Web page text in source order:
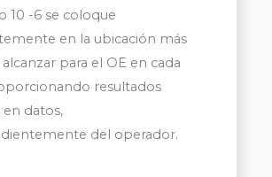
10 -6 se coloque
en la ubicación más
para el OE en cada
resultados
​​en datos,
del operador.